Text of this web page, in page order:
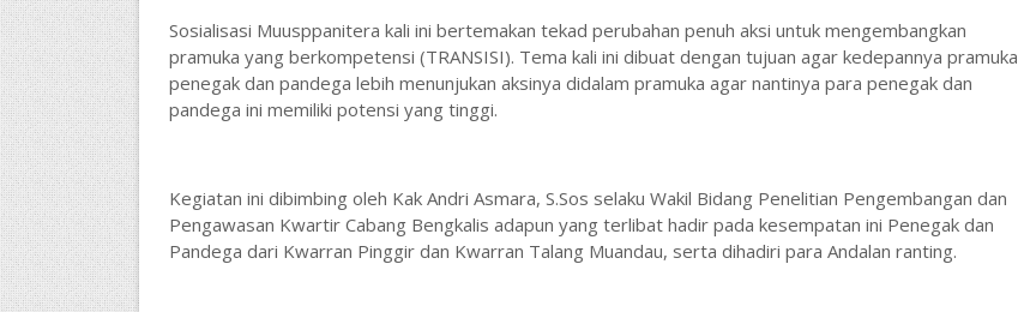
Sosialisasi Muusppanitera kali ini bertemakan tekad perubahan penuh aksi untuk mengembangkan
pramuka yang berkompetensi (TRANSISI). Tema kali ini dibuat dengan tujuan agar kedepannya pramuka
penegak dan pandega lebih menunjukan aksinya didalam pramuka agar nantinya para penegak dan
pandega ini memiliki potensi yang tinggi.
Kegiatan ini dibimbing oleh Kak Andri Asmara, S.Sos selaku Wakil Bidang Penelitian Pengembangan dan
Pengawasan Kwartir Cabang Bengkalis adapun yang terlibat hadir pada kesempatan ini Penegak dan
Pandega dari Kwarran Pinggir dan Kwarran Talang Muandau, serta dihadiri para Andalan ranting.